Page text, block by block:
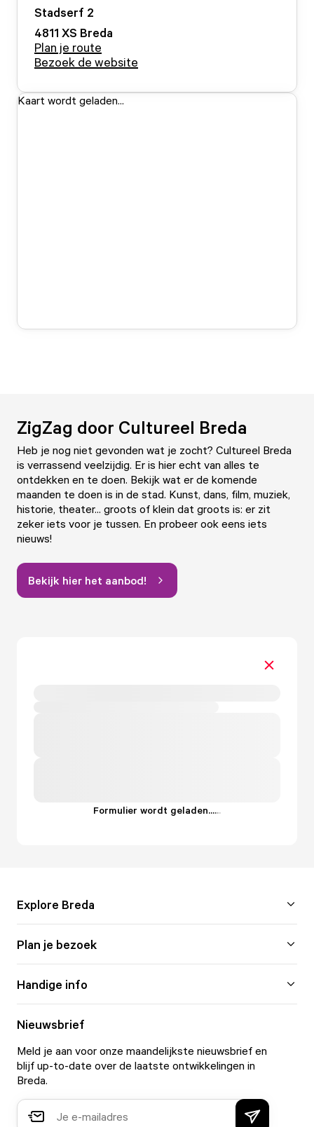
Stadserf 2
4811 XS Breda
Plan je route
Bezoek de website
Kaart wordt geladen...
ZigZag door Cultureel Breda
Heb je nog niet gevonden wat je zocht? Cultureel Breda
is verrassend veelzijdig. Er is hier echt van alles te
ontdekken en te doen. Bekijk wat er de komende
maanden te doen is in de stad. Kunst, dans, film, muziek,
historie, theater... groots of klein dat groots is: er zit
zeker iets voor je tussen. En probeer ook eens iets
nieuws!
Bekijk hier het aanbod!
Formulier wordt geladen......
Explore Breda
Plan je bezoek
Handige info
Nieuwsbrief
Meld je aan voor onze maandelijkste nieuwsbrief en
blijf up-to-date over de laatste ontwikkelingen in
Breda.